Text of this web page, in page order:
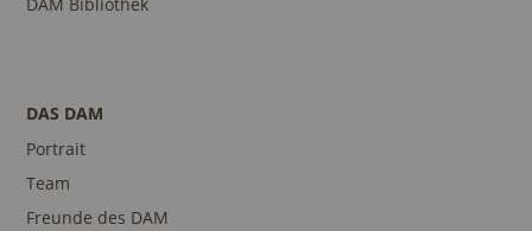
DAM Bibliothek
DAS DAM
Portrait
Team
Freunde des DAM